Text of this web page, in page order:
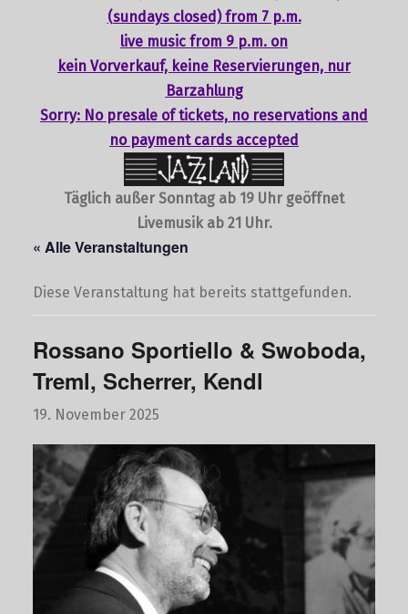
(sundays closed) from 7 p.m.
live music from 9 p.m. on
kein Vorverkauf, keine Reservierungen, nur
Barzahlung
Sorry: No presale of tickets, no reservations and
no payment cards accepted
Täglich außer Sonntag ab 19 Uhr geöffnet
Livemusik ab 21 Uhr.
« Alle Veranstaltungen
Diese Veranstaltung hat bereits stattgefunden.
Rossano Sportiello & Swoboda,
Treml, Scherrer, Kendl
19. November 2025